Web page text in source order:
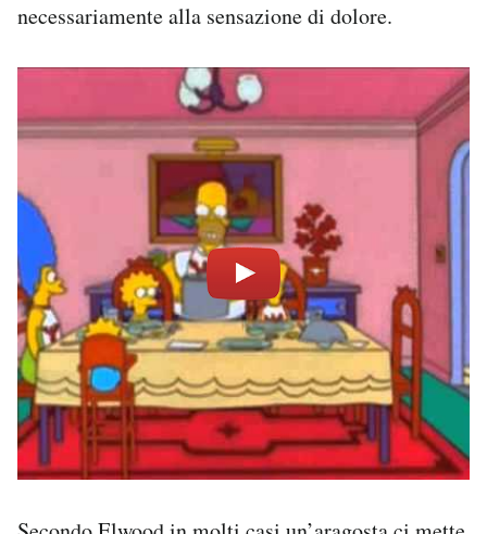
necessariamente alla sensazione di dolore.